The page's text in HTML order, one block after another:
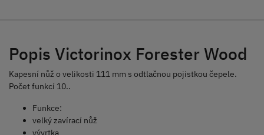
Popis Victorinox Forester Wood
Kapesní nůž o velikosti 111 mm s odtlačnou pojistkou čepele.
Počet funkcí 10..
Funkce:
velký zavírací nůž
vývrtka